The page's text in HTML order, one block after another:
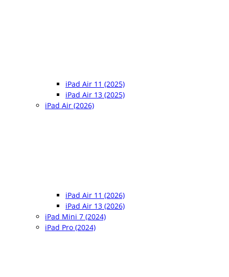
iPad Air 11 (2025)
iPad Air 13 (2025)
iPad Air (2026)
iPad Air 11 (2026)
iPad Air 13 (2026)
iPad Mini 7 (2024)
iPad Pro (2024)